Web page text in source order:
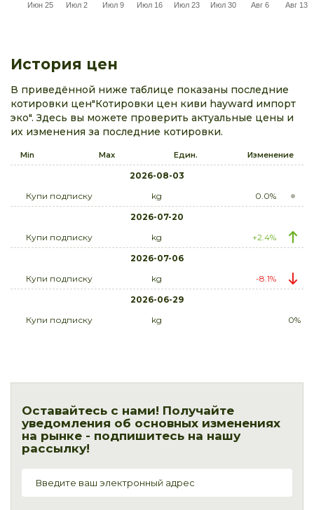
Июн 25 Июл 2 Июл 9 Июл 16 Июл 23 Июл 30 Авг 6 Авг 13
История цен
В приведённой ниже таблице показаны последние
котировки цен"Котировки цен киви hayward импорт
эко". Здесь вы можете проверить актуальные цены и
их изменения за последние котировки.
Min Max Един. Изменение
2026-08-03
Купи подписку
kg
0.0%
2026-07-20
Купи подписку
kg
+2.4%
2026-07-06
Купи подписку
kg
-8.1%
2026-06-29
Купи подписку
kg 0%
Оставайтесь с нами! Получайте
уведомления об основных изменениях
на рынке - подпишитесь на нашу
рассылку!